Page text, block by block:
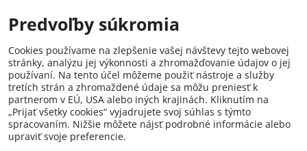
Predvoľby súkromia
Cookies používame na zlepšenie vašej návštevy tejto webovej
stránky, analýzu jej výkonnosti a zhromažďovanie údajov o jej
používaní. Na tento účel môžeme použiť nástroje a služby
tretích strán a zhromaždené údaje sa môžu preniesť k
partnerom v EÚ, USA alebo iných krajinách. Kliknutím na
„Prijať všetky cookies“ vyjadrujete svoj súhlas s týmto
spracovaním. Nižšie môžete nájsť podrobné informácie alebo
upraviť svoje preferencie.